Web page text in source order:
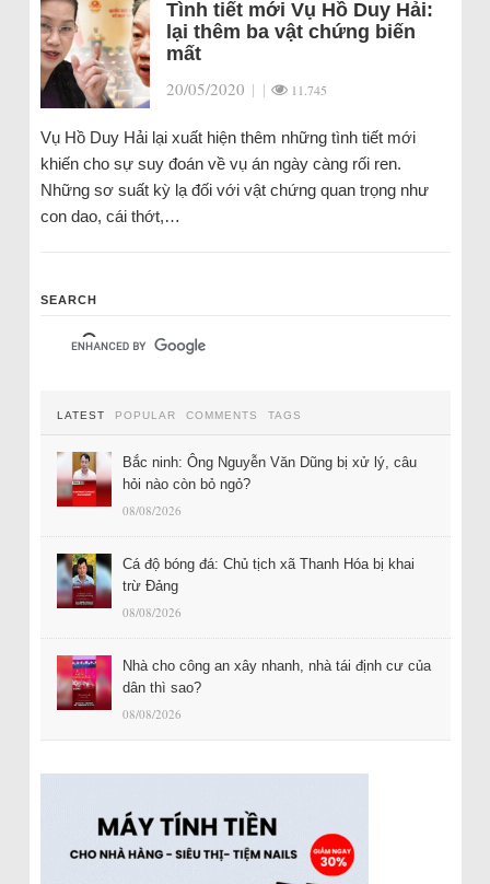
Tình tiết mới Vụ Hồ Duy Hải:
lại thêm ba vật chứng biến
mất
20/05/2020 | | 11.745
Vụ Hồ Duy Hải lại xuất hiện thêm những tình tiết mới
khiến cho sự suy đoán về vụ án ngày càng rối ren.
Những sơ suất kỳ lạ đối với vật chứng quan trọng như
con dao, cái thớt,…
SEARCH
LATEST POPULAR COMMENTS TAGS
Bắc ninh: Ông Nguyễn Văn Dũng bị xử lý, câu
hỏi nào còn bỏ ngỏ?
08/08/2026
Cá độ bóng đá: Chủ tịch xã Thanh Hóa bị khai
trừ Đảng
08/08/2026
Nhà cho công an xây nhanh, nhà tái định cư của
dân thì sao?
08/08/2026